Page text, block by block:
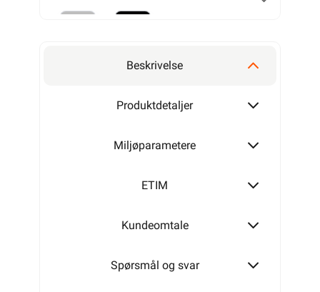
Beskrivelse
Produktdetaljer
Miljøparametere
ETIM
Kundeomtale
Spørsmål og svar